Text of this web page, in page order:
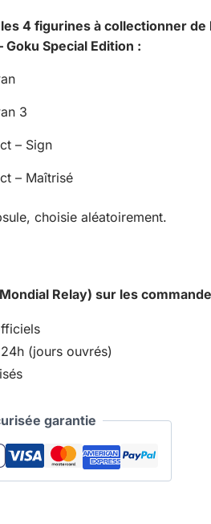
4 figurines à collectionner de
Goku Special Edition :
3
– Sign
– Maîtrisé
choisie aléatoirement.
Relay) sur les
(jours ouvrés)
garantie